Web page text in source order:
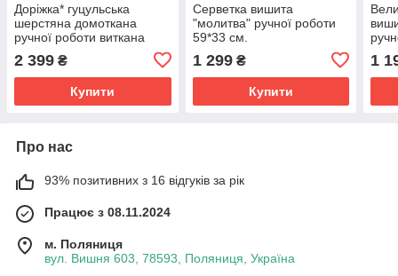
Доріжка* гуцульська
шерстяна домоткана
ручної роботи виткана
шерстяними нитками на
верстаті 200*67 см
2 399 ₴
Купити
Серветка вишита
"молитва" ручної роботи
59*33 см.
1 299₴
Купити
1
Про нас
93% позитивних з 16 відгуків за рік
Працює з 08.11.2024
м. Поляниця
вул. Вишня 603, 78593, Поляниця, Україна